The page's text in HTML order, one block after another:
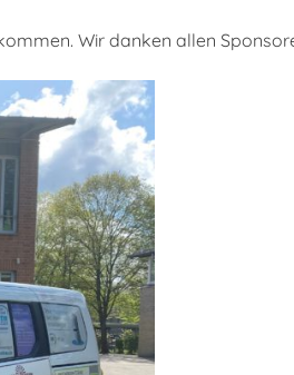
Wir danken allen